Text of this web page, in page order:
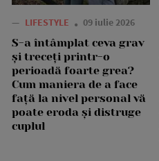
— LIFESTYLE 09 iulie 2026
S-a întâmplat ceva grav
și treceți printr-o
perioadă foarte grea?
Cum maniera de a face
față la nivel personal vă
poate eroda și distruge
cuplul